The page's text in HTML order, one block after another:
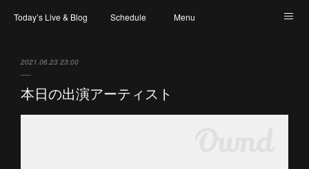
Today’s Live & Blog Schedule Menu
2021.06.23 23:00
本日の出演アーティスト